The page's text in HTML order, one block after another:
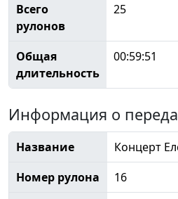
Всего
рулонов
25
Общая
длительность
00:59:51
Информация о
Название
Концерт
Номер рулона
16